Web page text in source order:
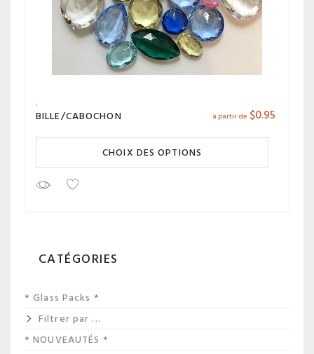
BILLE/CABOCHON à partir de $0.95
CHOIX DES OPTIONS
CATÉGORIES
* Glass Packs *
Filtrer par ...
* NOUVEAUTÉS *